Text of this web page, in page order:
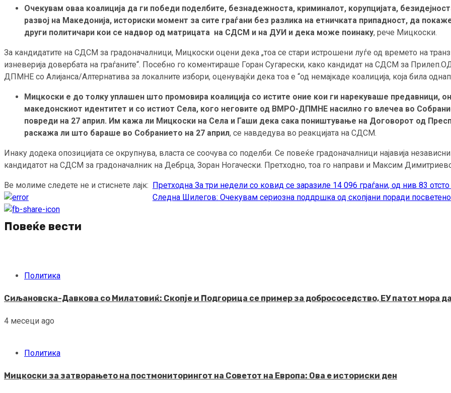
Очекувам оваа коалиција да ги победи поделбите, безнадежноста, криминалот, корупцијата,
развој на Македонија, историски момент за сите граѓани без разлика на етничката припадност, да
други политичари кои се надвор од матрицата на СДСМ и на ДУИ и дека може поинаку, рече Мицкоски.
За кандидатите на СДСМ за градоначалници, Мицкоски оцени дека „тоа се стари истрошени луѓе од времето на
изневерија довербата на граѓаните“. Посебно го коментираше Горан Сугарески, како кандидат на СДСМ за
ДПМНЕ со Алијанса/Алтернатива за локалните избори, оценувајќи дека тоа е “од немајкаде коалиција, која била
Мицкоски е до толку уплашен што промовира коалиција со истите оние кои ги нарекуваше предавници,
македонскиот идентитет и со истиот Села, кого неговите од ВМРО-ДПМНЕ насилно го влечеа во
повреди на 27 април. Им кажа ли Мицкоски на Села и Гаши дека сака поништување на Договорот од
раскажа ли што бараше во Собранието на 27 април, се навдедува во реакцијата на СДСМ.
Инаку додека опозицијата се окрупнува, власта се соочува со поделби. Се повеќе градоначалници најавија
кандидатот на СДСМ за градоначалник на Дебрца, Зоран Ногачески. Претходно, тоа го направи и Максим
Ве молиме следете не и стиснете лајк:
Continue
Reading
Претходна За три недели со ковид се заразиле 14 096 граѓани, од нив 83
Следна Шилегов: Очекувам сериозна поддршка од скопјани поради
Повеќе вести
Политика
Сиљановска-Давкова со Милатовиќ: Скопје и Подгорица се пример за добрососедство, ЕУ патот мора
4 месеци ago
Политика
Мицкоски за затворањето на постмониторингот на Советот на Европа: Ова е историски ден